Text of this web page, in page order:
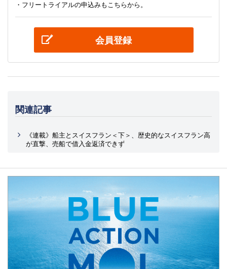
・フリートライアルの申込みもこちらから。
会員登録
関連記事
《連載》船主とスイスフラン＜下＞、歴史的なスイスフラン高
が直撃、売船で借入金返済できず